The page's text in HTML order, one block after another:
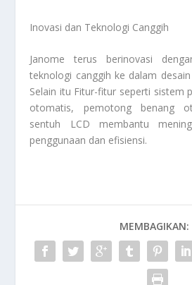
Inovasi dan Teknologi Canggih
Janome terus berinovasi
teknologi canggih ke dalam
Selain itu Fitur-fitur seperti sistem
otomatis, pemotong benang
sentuh LCD membantu
penggunaan dan efisiensi.
MEMBAGIKAN: